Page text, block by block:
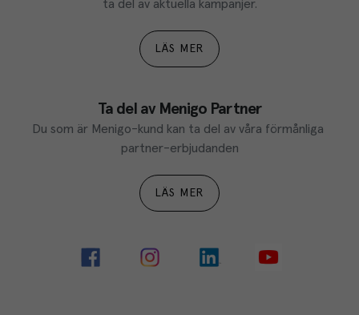
ta del av aktuella kampanjer.
LÄS MER
Ta del av Menigo Partner
Du som är Menigo-kund kan ta del av våra förmånliga
partner-erbjudanden
LÄS MER